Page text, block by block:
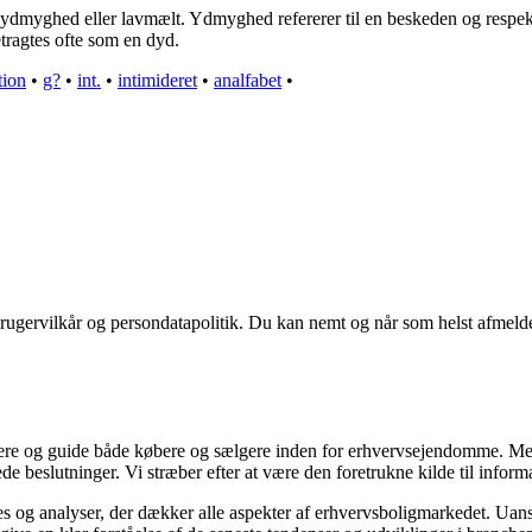
eller lavmælt. Ydmyghed refererer til en beskeden og
ofte som en dyd.
• g? • int. • intimideret • analfabet •
og persondatapolitik. Du kan nemt og når som helst
og guide både købere og sælgere inden for erhvervsejendomme.
beslutninger. Vi stræber efter at være den foretrukne kilde til
analyser, der dækker alle aspekter af erhvervsboligmarkedet.